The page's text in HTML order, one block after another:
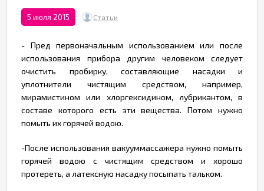
Контакты
Отзывы
5 июля 2015 Статьи
- Пред первоначальным использованием или после
использования прибора другим человеком следует
очистить пробирку, составляющие насадки и
уплотнители чистящим средством, например,
мирамистином или хлоргексидином, лубрикантом, в
составе которого есть эти вещества. Потом нужно
помыть их горячей водою.
-После использования вакууммассажера нужно помыть
горячей водою с чистящим средством и хорошо
протереть, а латексную насадку посыпать тальком.